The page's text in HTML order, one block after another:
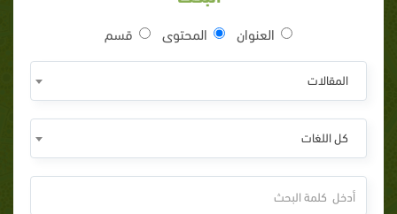
العنوان المحتوى قسم
المقالات
كل اللغات